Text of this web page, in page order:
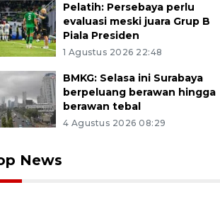
Pelatih: Persebaya perlu
evaluasi meski juara Grup B
Piala Presiden
1 Agustus 2026 22:48
BMKG: Selasa ini Surabaya
berpeluang berawan hingga
berawan tebal
4 Agustus 2026 08:29
News